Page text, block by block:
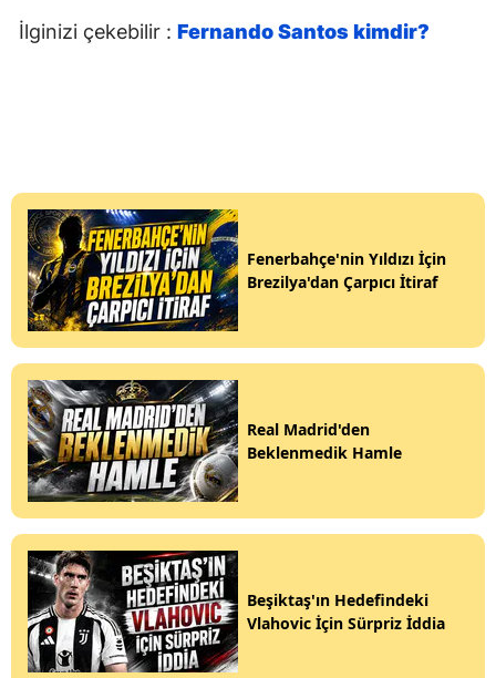
İlginizi çekebilir : Fernando Santos kimdir?
Fenerbahçe'nin Yıldızı İçin
Brezilya'dan Çarpıcı İtiraf
Real Madrid'den
Beklenmedik Hamle
Beşiktaş'ın Hedefindeki
Vlahovic İçin Sürpriz İddia